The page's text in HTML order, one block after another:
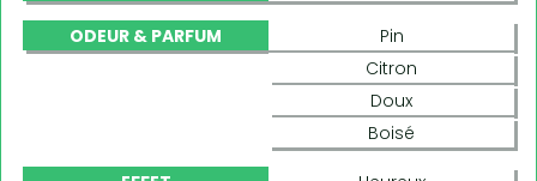
ODEUR & PARFUM
Pin
Citron
Doux
Boisé